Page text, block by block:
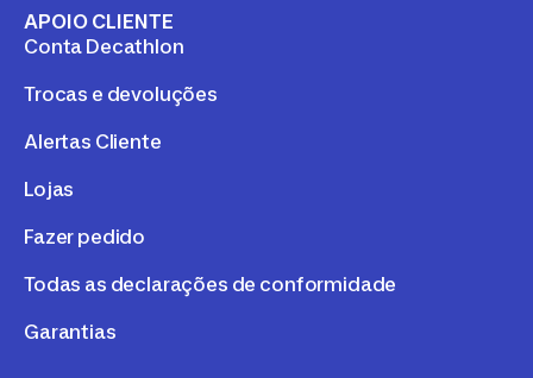
APOIO CLIENTE
Conta Decathlon
Trocas e devoluções
Alertas Cliente
Lojas
Fazer pedido
Todas as declarações de conformidade
Garantias